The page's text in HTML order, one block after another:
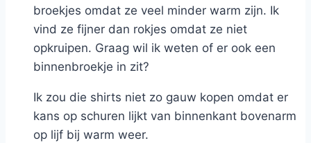
broekjes omdat ze veel minder warm zijn. Ik
vind ze fijner dan rokjes omdat ze niet
opkruipen. Graag wil ik weten of er ook een
binnenbroekje in zit?
Ik zou die shirts niet zo gauw kopen omdat er
kans op schuren lijkt van binnenkant bovenarm
op lijf bij warm weer.